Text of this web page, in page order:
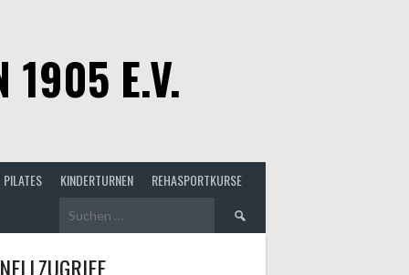
1905 E.V.
PILATES KINDERTURNEN REHASPORTKURSE
Suchen